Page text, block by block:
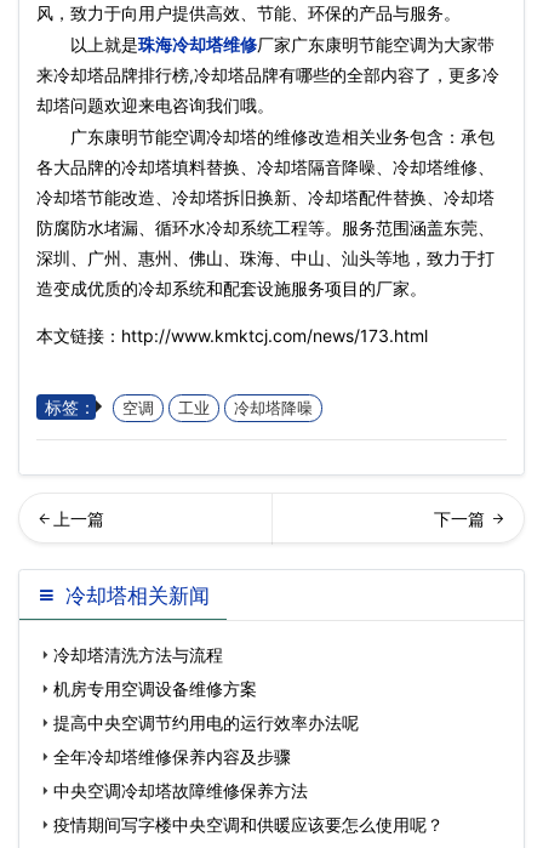
风，致力于向用户提供高效、节能、环保的产品与服务。
以上就是珠海冷却塔维修厂家广东康明节能空调为大家带
来冷却塔品牌排行榜,冷却塔品牌有哪些的全部内容了，更多冷
却塔问题欢迎来电咨询我们哦。
广东康明节能空调冷却塔的维修改造相关业务包含：承包
各大品牌的冷却塔填料替换、冷却塔隔音降噪、冷却塔维修、
冷却塔节能改造、冷却塔拆旧换新、冷却塔配件替换、冷却塔
防腐防水堵漏、循环水冷却系统工程等。服务范围涵盖东莞、
深圳、广州、惠州、佛山、珠海、中山、汕头等地，致力于打
造变成优质的冷却系统和配套设施服务项目的厂家。
本文链接：http://www.kmktcj.com/news/173.html
标签： 空调 工业 冷却塔降噪
式冷却塔管道水不排干净的
危害性有哪些…
却塔清洗步骤的简单介绍
冷却塔相关新闻
冷却塔清洗方法与流程
机房专用空调设备维修方案
提高中央空调节约用电的运行效率办法呢
全年冷却塔维修保养内容及步骤
中央空调冷却塔故障维修保养方法
疫情期间写字楼中央空调和供暖应该要怎么使用呢？